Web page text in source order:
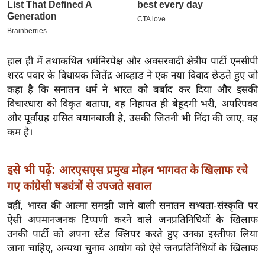
-
पे
मि
सा
ल
बे
सा
ल
श
ख्सि
य
त
हाल ही में तथाकथित धर्मनिरपेक्ष और अवसरवादी क्षेत्रीय पार्टी एनसीपी
शरद पवार के विधायक जितेंद्र आव्हाड ने एक नया विवाद छेड़ते हुए जो
कहा है कि सनातन धर्म ने भारत को बर्बाद कर दिया और इसकी
विचारधारा को विकृत बताया, वह निहायत ही बेहूदगी भरी, अपरिपक्व
और पूर्वाग्रह ग्रसित बयानबाजी है, उसकी जितनी भी निंदा की जाए, वह
कम है।
इसे भी पढ़ें: आरएसएस प्रमुख मोहन भागवत के खिलाफ रचे
गए कांग्रेसी षड्यंत्रों से उपजते सवाल
वहीं, भारत की आत्मा समझी जाने वाली सनातन सभ्यता-संस्कृति पर
ऐसी अपमानजनक टिप्पणी करने वाले जनप्रतिनिधियों के खिलाफ
उनकी पार्टी को अपना स्टैंड क्लियर करते हुए उनका इस्तीफा लिया
जाना चाहिए, अन्यथा चुनाव आयोग को ऐसे जनप्रतिनिधियों के खिलाफ